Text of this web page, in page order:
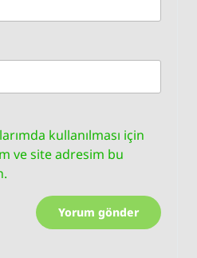
kullanılması için
ve site adresim bu